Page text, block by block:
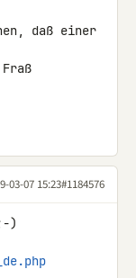
daß einer
03-07 15:23#1184576
)